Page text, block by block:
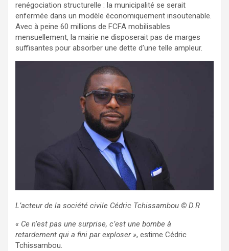
renégociation structurelle : la municipalité se serait
enfermée dans un modèle économiquement insoutenable.
Avec à peine 60 millions de FCFA mobilisables
mensuellement, la mairie ne disposerait pas de marges
suffisantes pour absorber une dette d’une telle ampleur.
L’acteur de la société civile Cédric Tchissambou © D.R
« Ce n’est pas une surprise, c’est une bombe à
retardement qui a fini par exploser », estime Cédric
Tchissambou.